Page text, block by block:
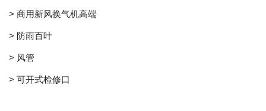
> 商用新风换气机高端
> 防雨百叶
> 风管
> 可开式检修口